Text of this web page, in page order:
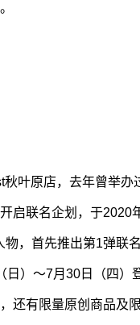
秋叶原店，去年曾举
启联名企划，于
物，首先推出第1弹联
日）～7月30日（四
还有限量原创商品及